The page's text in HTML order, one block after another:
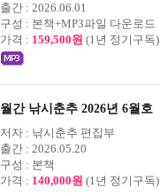
출간 : 2026.06.01
구성 : 본책+MP3파일 다운로드
가격 : 159,500원 (1년 정기구독)
월간 낚시춘추 2026년 6월호
저자 : 낚시춘추 편집부
출간 : 2026.05.20
구성 : 본책
가격 : 140,000원 (1년 정기구독)